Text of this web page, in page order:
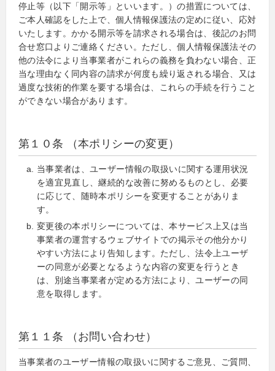
停止等（以下「開示等」といいます。）の措置については、
ご本人確認をした上で、個人情報保護法の定めに従い、応対
いたします。かかる開示等を請求される場合は、後記のお問
合せ窓口よりご連絡ください。ただし、個人情報保護法その
他の法令により当事業者がこれらの義務を負わない場合、正
当な理由なく同内容の請求が何度も繰り返される場合、又は
過度な技術的作業を要する場合は、これらの手続を行うこと
ができない場合があります。
第１０条 （本ポリシーの変更）
当事業者は、ユーザー情報の取扱いに関する運用状況
を適宜見直し、継続的な改善に努めるものとし、必要
に応じて、随時本ポリシーを変更することがありま
す。
変更後の本ポリシーについては、本サービス上又は当
事業者の運営するウェブサイトでの掲示その他分かり
やすい方法により告知します。ただし、法令上ユーザ
ーの同意が必要となるような内容の変更を行うとき
は、別途当事業者が定める方法により、ユーザーの同
意を取得します。
第１１条 （お問い合わせ）
当事業者のユーザー情報の取扱いに関するご意見、ご質問、